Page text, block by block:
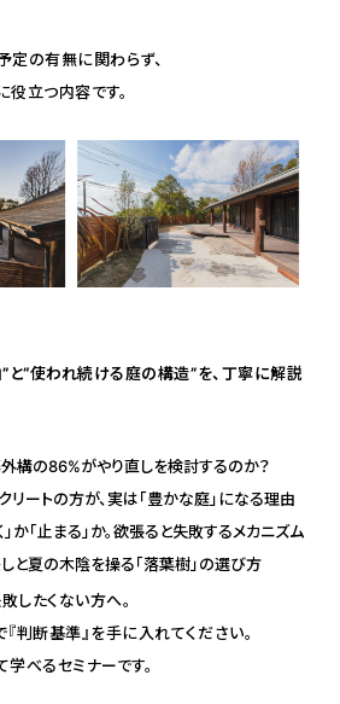
の有無に関わらず、
立つ内容です。
と“使われ続ける庭の構造”を、丁寧に解説
構の86%がやり直しを検討するのか？
リートの方が、実は「豊かな庭」になる理由
」か「止まる」か。欲張ると失敗するメカニズム
と夏の木陰を操る「落葉樹」の選び方
したくない方へ。
判断基準』を手に入れてください。
べるセミナーです。